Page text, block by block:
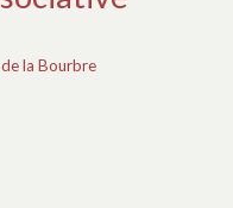
la Bourbre